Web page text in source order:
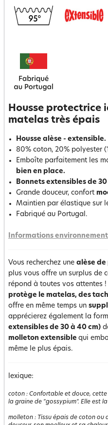
Housse protectrice
matelas très épais
Housse alèse - extensible.
80% coton, 20% polyester
Emboîte parfaitement les
bien en place.
Bonnets extensibles de 30
Grande douceur, confort
Maintien par élastique sur
Fabriqué au Portugal.
Informations
Vous recherchez une alèse
plus vous offre un surplus de
répond à toutes vos attentes
protège le matelas, des
offre en même temps un
apprécierez également la
extensibles de 30 à 40 cm)
molleton extensible qui
même le plus épais.
lexique:
coton : Confortable et douce,
la graine de "gossypium". Elle est
molleton : Tissu épais de coton ou